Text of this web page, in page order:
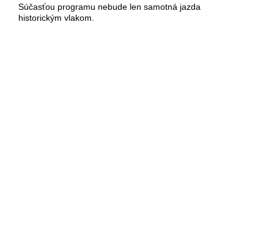
Súčasťou programu nebude len samotná jazda
historickým vlakom.